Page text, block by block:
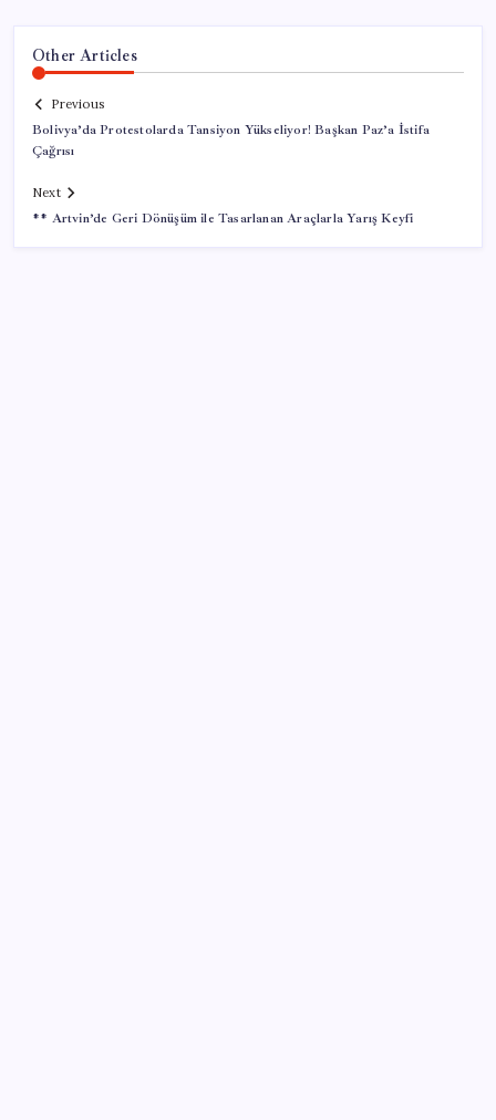
Other Articles
Previous
Bolivya’da Protestolarda Tansiyon Yükseliyor! Başkan Paz’a İstifa
Çağrısı
Next
** Artvin’de Geri Dönüşüm ile Tasarlanan Araçlarla Yarış Keyfi